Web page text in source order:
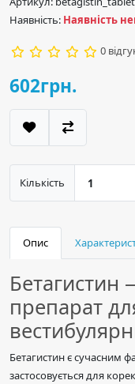
Наявність: Наявність
0
602грн.
Кількість
Опис
Бетагистин
препарат
Бетагистин є сучасним
застосовується для